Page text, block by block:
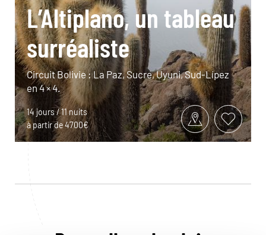
L’Altiplano, un tableau
surréaliste
Circuit Bolivie : La Paz, Sucre, Uyuni, Sud-Lípez
en 4 × 4.
14 jours / 11 nuits
à partir de 4700€